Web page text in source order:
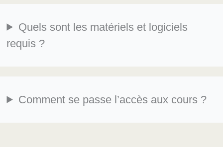
Quels sont les matériels et logiciels
requis ?
Comment se passe l’accès aux cours ?